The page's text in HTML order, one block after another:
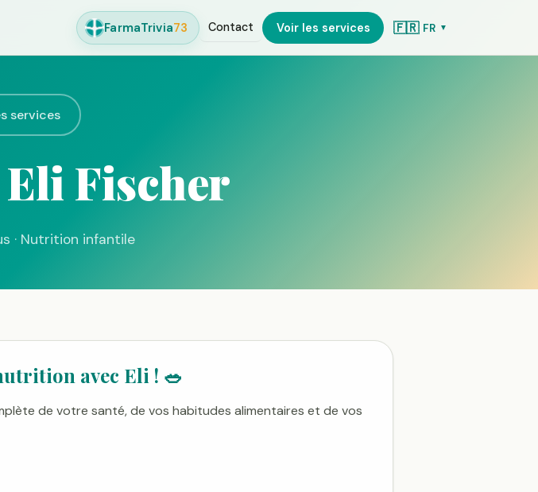
FarmaTrivia73 Contact Voir les services 🇫🇷 FR ▼
services
Fischer
· Nutrition infantile
avec Eli ! 🥗
de votre santé, de vos habitudes alimentaires et de vos